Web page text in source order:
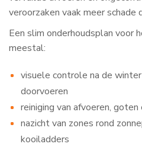
veroorzaken vaak meer schade
Een slim onderhoudsplan voor
meestal:
visuele controle na de
doorvoeren
reiniging van afvoeren,
nazicht van zones rond
kooiladders